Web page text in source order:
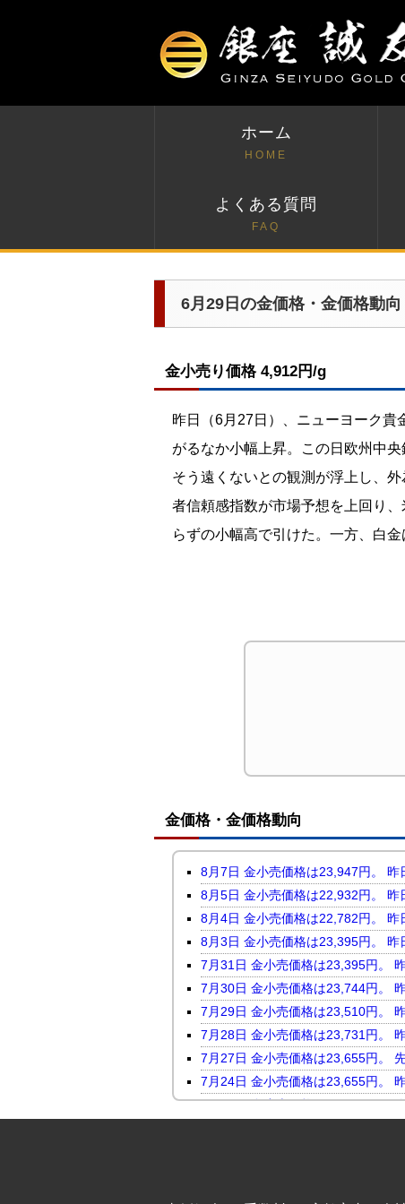
ホーム
HOME
よくある質問
FAQ
6月29日の金価格・金価格動向
金小売り価格 4,912円/g
昨日（6月27日）、ニューヨーク
がるなか小幅上昇。この日欧州中
そう遠くないとの観測が浮上し、
者信頼感指数が市場予想を上回り
らずの小幅高で引けた。一方、白
金価格・金価格動向
8月7日 金小売価格は23,947円。 昨
8月5日 金小売価格は22,932円。 昨
8月4日 金小売価格は22,782円。 昨
8月3日 金小売価格は23,395円。 昨
7月31日 金小売価格は23,395円。
7月30日 金小売価格は23,744円。
7月29日 金小売価格は23,510円。
7月28日 金小売価格は23,731円。
7月27日 金小売価格は23,655円。
7月24日 金小売価格は23,655円。
7月23日 金小売価格は24,046円。
7月21日 金小売価格は23,247円。
7月17日 金小売価格は23,118円。